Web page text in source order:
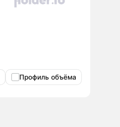
Профиль объёма